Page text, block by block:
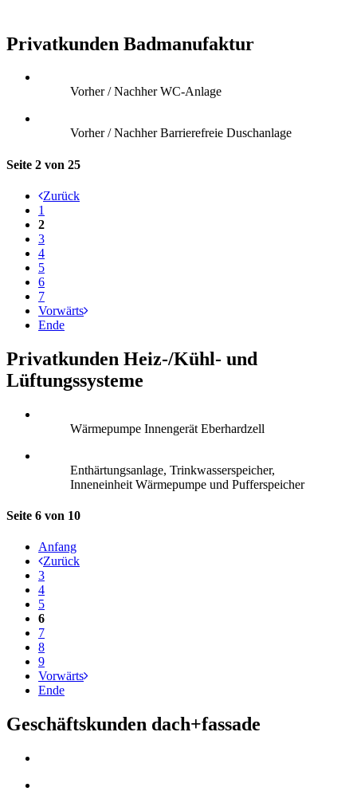
Privatkunden Badmanufaktur
Vorher / Nachher WC-Anlage
Vorher / Nachher Barrierefreie Duschanlage
Seite 2 von 25
Zurück
1
2
3
4
5
6
7
Vorwärts
Ende
Privatkunden Heiz-/Kühl- und
Lüftungssysteme
Wärmepumpe Innengerät Eberhardzell
Enthärtungsanlage, Trinkwasserspeicher,
Inneneinheit Wärmepumpe und Pufferspeicher
Seite 6 von 10
Anfang
Zurück
3
4
5
6
7
8
9
Vorwärts
Ende
Geschäftskunden dach+fassade